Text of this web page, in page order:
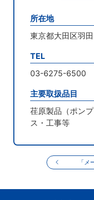
所在地
東京都大田区羽
TEL
03-6275-6500
主要取扱品目
荏原製品（ポン
ス・工事等
「